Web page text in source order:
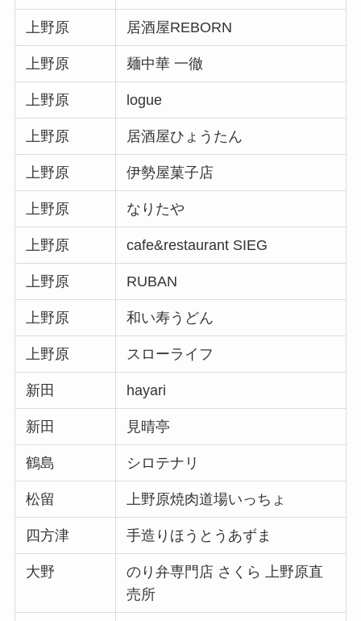
上野原 居酒屋REBORN
上野原 麺中華 一徹
上野原 logue
上野原 居酒屋ひょうたん
上野原 伊勢屋菓子店
上野原 なりたや
上野原 cafe&restaurant SIEG
上野原 RUBAN
上野原 和い寿うどん
上野原 スローライフ
新田 hayari
新田 見晴亭
鶴島 シロテナリ
松留 上野原焼肉道場いっちょ
四方津 手造りほうとうあずま
大野
のり弁専門店 さくら 上野原直
売所